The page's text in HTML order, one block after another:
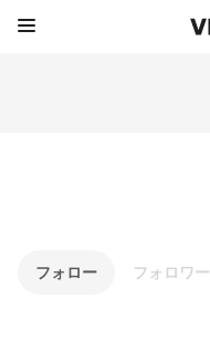
フォロー フォロワー